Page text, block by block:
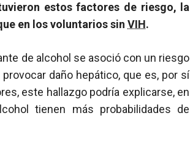
estos factores de riesgo, la
en los voluntarios sin VIH.
de alcohol se asoció con un riesgo
daño hepático, que es, por sí
este hallazgo podría explicarse, en
tienen más probabilidades de